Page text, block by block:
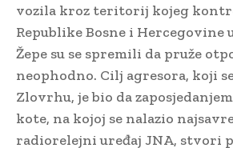
vozila kroz teritorij kojeg
Republike Bosne i Hercegovine
Žepe su se spremili da pruže
neophodno. Cilj agresora, koji
Zlovrhu, je bio da
kote, na kojoj se nalazio
radiorelejni uređaj JNA, stvori